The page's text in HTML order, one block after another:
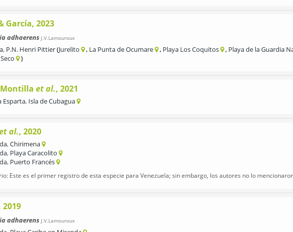
García, 2023
adhaerens J.V.Lamouroux
, P.N. Henri Pittier Jurelito La Punta de Ocumare Playa Los Coquitos Playa de la Guardia
et al., 2021
Esparta, Isla de Cubagua
al., 2020
,Chirimena
, Playa Caracolito
, Puerto Francés
Este es el primer registro de esta especie para Venezuela; sin embargo, los autores no lo
adhaerens J.V.Lamouroux